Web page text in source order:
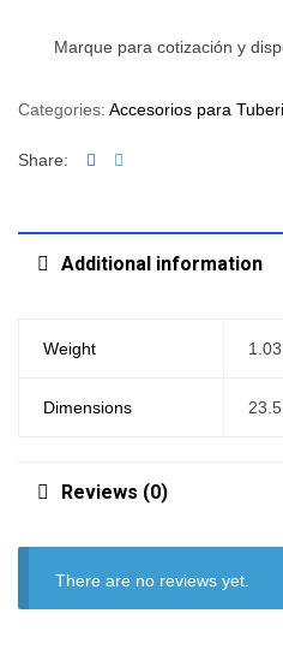
Marque para cotización y
Categories: Accesorios para
Share: Facebook
Additional information
Weight
Dimensions
Reviews (0)
There are no reviews yet.